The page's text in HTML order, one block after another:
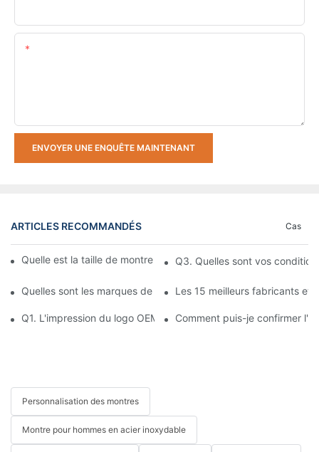
ENVOYER UNE ENQUÊTE MAINTENANT
ARTICLES RECOMMANDÉS Cas
Quelle est la taille de montre la plus adaptée aux hommes ?
Q3. Quelles sont vos
Quelles sont les marques de montres les plus populaires sur
Les 15 meilleurs fabricants et
Q1. L'impression du logo OEM/ODM ou du logo du client sur la
Comment puis-je confirmer
Personnalisation des montres
Montre pour hommes en acier inoxydable